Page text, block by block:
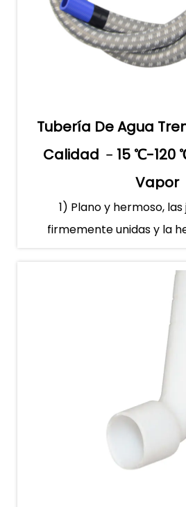
Tubería De Agua
Calidad ﹣15 ℃-120
Vapor
1) Plano y hermoso,
firmemente unidas y la